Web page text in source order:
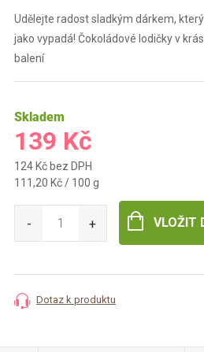
Udělejte radost sladkým dárkem,
jako vypadá! Čokoládové lodičky v
balení
Skladem
139 Kč
124 Kč bez DPH
Měrná
111,20 Kč / 100 g
VLOŽIT
Dotaz k produktu